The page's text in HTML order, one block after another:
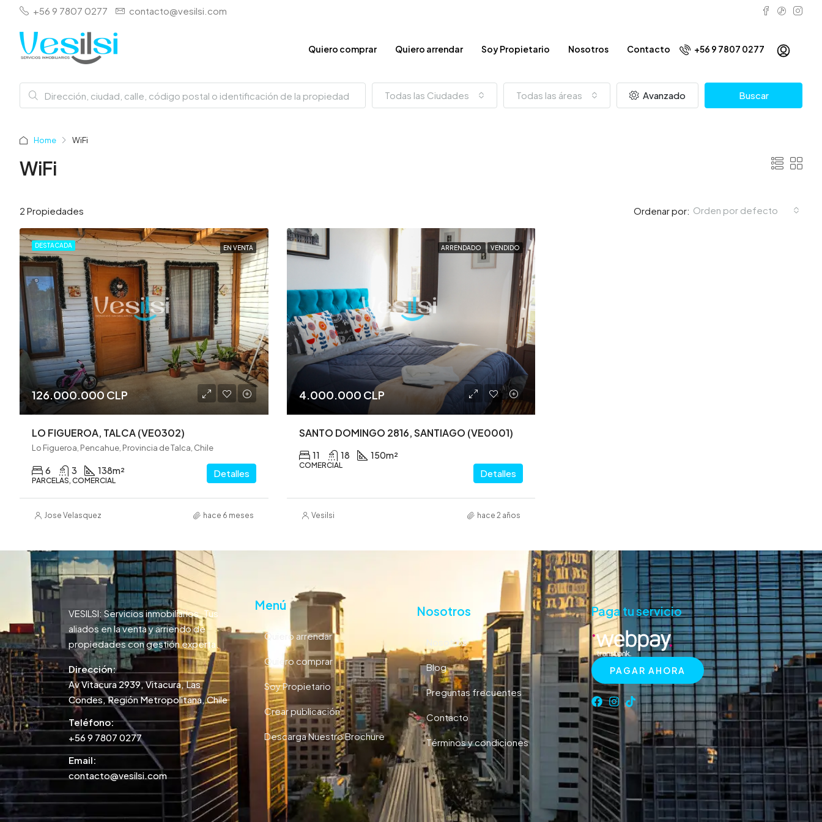
+56 9 7807 0277 contacto@vesilsi.com
Quiero comprar Quiero arrendar Soy Propietario Nosotros Contacto +56 9 7807 0277
Todas las Ciudades Todas las áreas Avanzado Buscar
Home WiFi
WiFi
2 Propiedades Ordenar por: Orden por defecto
DESTACADA EN VENTA
126.000.000 CLP
LO FIGUEROA, TALCA (VE0302)
Lo Figueroa, Pencahue, Provincia de Talca, Chile
6 3 138m²
PARCELAS, COMERCIAL
Detalles
Jose Velasquez hace 6 meses
ARRENDADO VENDIDO
4.000.000 CLP
SANTO DOMINGO 2816, SANTIAGO (VE0001)
11 18 150m²
COMERCIAL
Detalles
Vesilsi hace 2 años
VESILSI: Servicios inmobiliarios. Tus
aliados en la venta y arriendo de
propiedades con gestión experta.
Dirección:
Av Vitacura 2939, Vitacura, Las
Condes, Región Metropolitana, Chile
Teléfono:
+56 9 7807 0277
Email:
contacto@vesilsi.com
Menú
Quiero arrendar
Quiero comprar
Soy Propietario
Crear publicación
Descarga Nuestro Brochure
Nosotros
Nosotros
Blog
Preguntas frecuentes
Contacto
Términos y condiciones
Paga tu servicio
PAGAR AHORA